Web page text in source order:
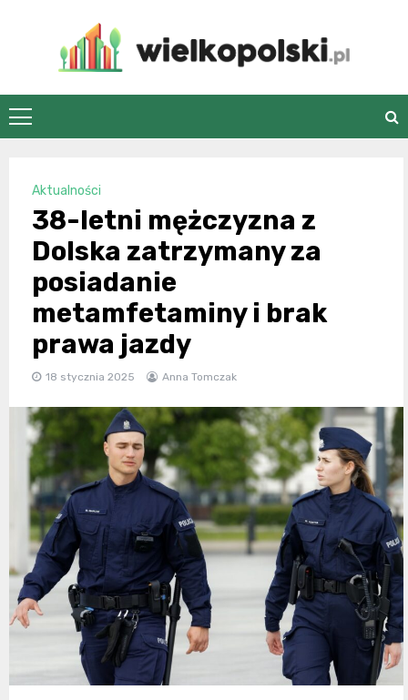
wielkopolski.pl
Aktualności
38-letni mężczyzna z
Dolska zatrzymany za
posiadanie
metamfetaminy i brak
prawa jazdy
18 stycznia 2025 Anna Tomczak